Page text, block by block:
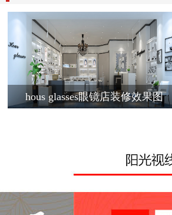
hous glasses眼镜店装修效果图